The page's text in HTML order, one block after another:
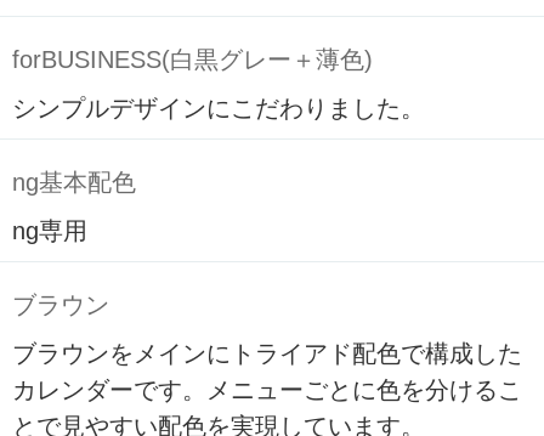
forBUSINESS(白黒グレー＋薄色)
シンプルデザインにこだわりました。
ng基本配色
ng専用
ブラウン
ブラウンをメインにトライアド配色で構成した
カレンダーです。メニューごとに色を分けるこ
とで見やすい配色を実現しています。